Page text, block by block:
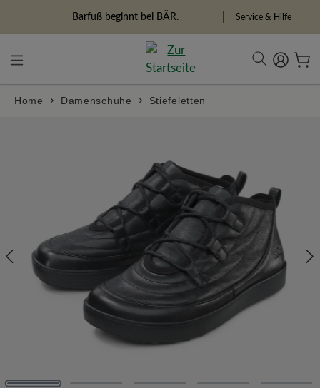
Freiheitspioniere Service & Hilfe
Home Damenschuhe Stiefeletten